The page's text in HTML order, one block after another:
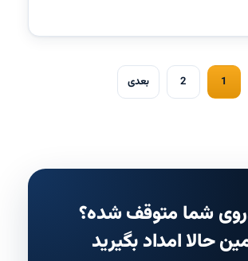
1
2 بعدی
شما متوقف شده؟
حالا امداد بگیرید